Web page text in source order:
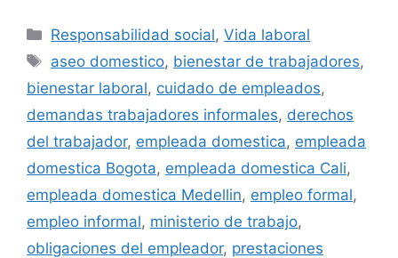
Categorías
Responsabilidad social,Vida laboral
Etiquetas
aseo domestico, bienestar de trabajadores,
bienestar laboral, cuidado de empleados,
demandas trabajadores informales, derechos
del trabajador, empleada domestica, empleada
domestica Bogota, empleada domestica Cali,
empleada domestica Medellin, empleo formal,
empleo informal, ministerio de trabajo,
obligaciones del empleador, prestaciones